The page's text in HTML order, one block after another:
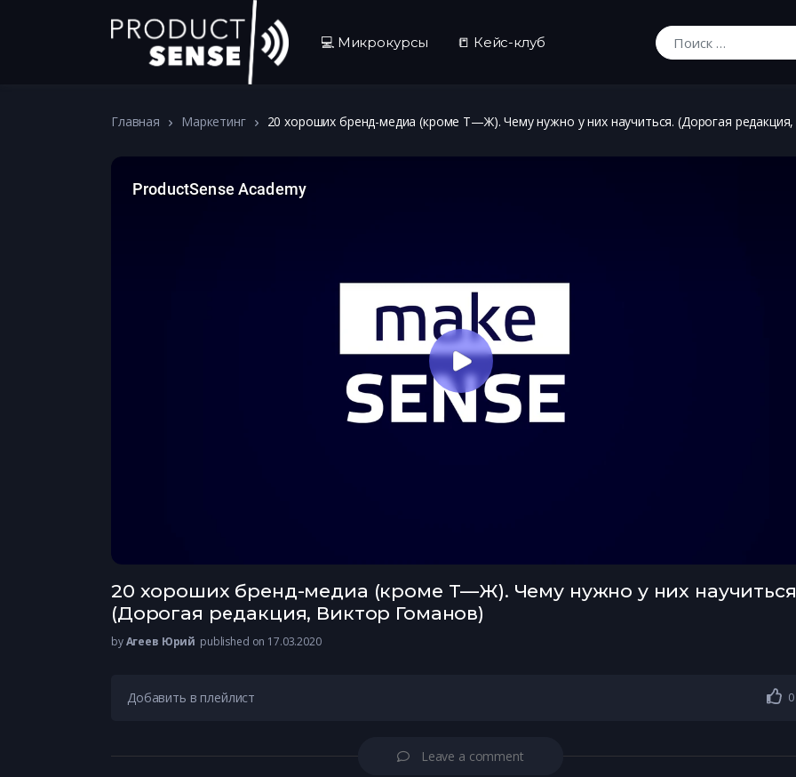
💻 Микрокурсы 📒 Кейс-клуб
Искать:
Главная Маркетинг 20 хороших бренд-медиа (кроме Т—Ж). Чему нужно у них научиться. (Дорогая
20 хороших бренд-медиа (кроме Т—Ж). Чему нужно у них
(Дорогая редакция, Виктор Гоманов)
byАгеев Юрий published on 17.03.2020
Добавить в плейлист 0
Leave a comment